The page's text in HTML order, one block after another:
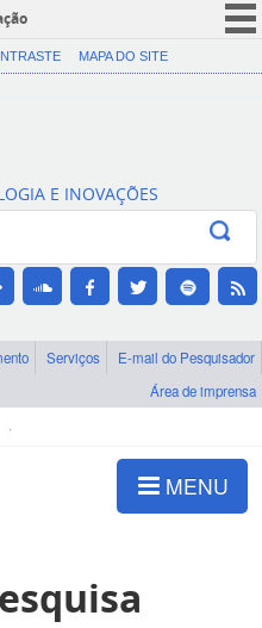
CORONAVÍRUS (COVID-19)
Canais
MAPA DO SITE
E INOVAÇÕES
Serviços
E-mail do Pesquisador
Área de imprensa
MENU